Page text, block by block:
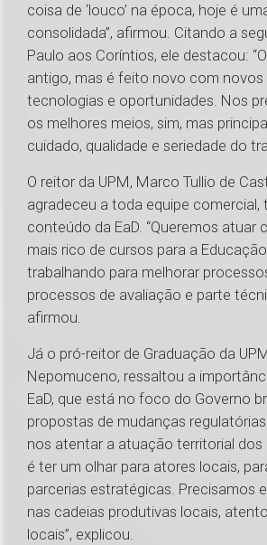
coisa de ‘louco’ na época, hoje é
consolidada”, afirmou. Citando a
Paulo aos Coríntios, ele destacou:
antigo, mas é feito novo com novos
tecnologias e oportunidades. Nos
os melhores meios, sim, mas
cuidado, qualidade e seriedade do
O reitor da UPM, Marco Tullio de
agradeceu a toda equipe comercial,
conteúdo da EaD. “Queremos atuar
mais rico de cursos para a
trabalhando para melhorar
processos de avaliação e parte
afirmou.
Já o pró-reitor de Graduação da
Nepomuceno, ressaltou a
EaD, que está no foco do Governo
propostas de mudanças
nos atentar a atuação territorial dos
é ter um olhar para atores locais,
parcerias estratégicas. Precisamos
nas cadeias produtivas locais,
locais”, explicou.